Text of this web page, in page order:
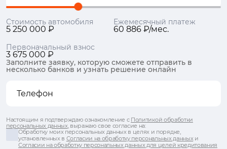
Стоимость автомобиля
5 250 000 ₽
Ежемесячный платеж
60 886 ₽/мес.
Первоначальный взнос
3 675 000 ₽
Заполните заявку, которую сможете отправить в
несколько банков и узнать решение онлайн
Настоящим я подтверждаю ознакомление с Политикой обработки
персональных данных, выражаю свое согласие на:
Обработку моих персональных данных в целях и порядке,
установленных в Согласии на обработку персональных данныхи
Согласии на обработку персональных данных для целей кредитования